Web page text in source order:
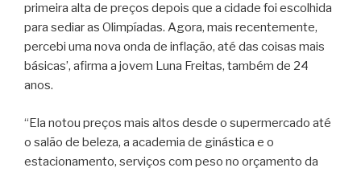
primeira alta de preços depois que a cidade foi escolhida
para sediar as Olimpíadas. Agora, mais recentemente,
percebi uma nova onda de inflação, até das coisas mais
básicas’, afirma a jovem Luna Freitas, também de 24
anos.
“Ela notou preços mais altos desde o supermercado até
o salão de beleza, a academia de ginástica e o
estacionamento, serviços com peso no orçamento da